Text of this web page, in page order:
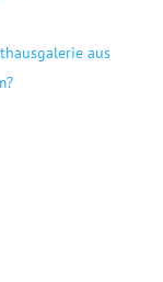
aus